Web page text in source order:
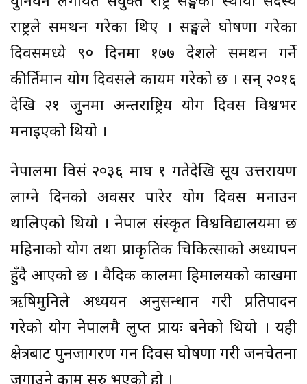
राष्ट्रले समर्थन गरेका थिए । सङ्घले घोषणा गरेका
दिवसमध्ये ९० दिनमा १७७ देशले समर्थन गर्ने
कीर्तिमान योग दिवसले कायम गरेको छ । सन् २०१६
देखि २१ जुनमा अन्तर्राष्ट्रिय योग दिवस विश्वभर
मनाइएको थियो ।
नेपालमा विसं २०३६ माघ १ गतेदेखि सूर्य उत्तरायण
लाग्ने दिनको अवसर पारेर योग दिवस मनाउन
थालिएको थियो । नेपाल संस्कृत विश्वविद्यालयमा छ
महिनाको योग तथा प्राकृतिक चिकित्साको अध्यापन
हुँदै आएको छ । वैदिक कालमा हिमालयको काखमा
ऋषिमुनिले अध्ययन अनुसन्धान गरी प्रतिपादन
गरेको योग नेपालमै लुप्त प्रायः बनेको थियो । यही
क्षेत्रबाट पुनर्जागरण गर्न दिवस घोषणा गरी जनचेतना